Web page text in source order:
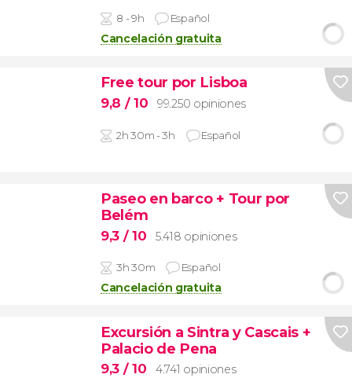
8 - 9h Español
Cancelación gratuita
Free tour por Lisboa
9,8 / 10 99.250 opiniones
2h 30m - 3h Español
Paseo en barco + Tour por
Belém
9,3 / 10 5.418 opiniones
3h 30m Español
Cancelación gratuita
Excursión a Sintra y Cascais +
Palacio de Pena
9,3 / 10 4.741 opiniones